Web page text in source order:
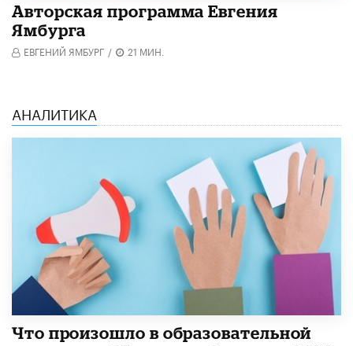
Авторская программа Евгения
Ямбурга
ЕВГЕНИЙ ЯМБУРГ / 21 МИН.
АНАЛИТИКА
​Что произошло в образовательной